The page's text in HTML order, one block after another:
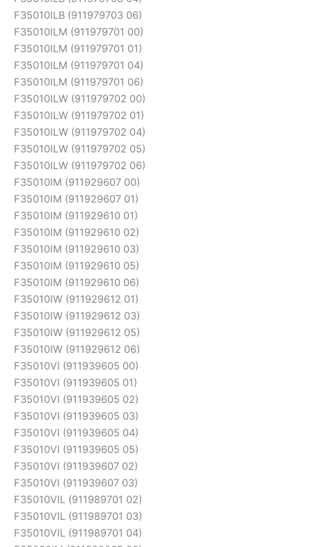
F35010ILB (911979703 06)
F35010ILM (911979701 00)
F35010ILM (911979701 01)
F35010ILM (911979701 04)
F35010ILM (911979701 06)
F35010ILW (911979702 00)
F35010ILW (911979702 01)
F35010ILW (911979702 04)
F35010ILW (911979702 05)
F35010ILW (911979702 06)
F35010IM (911929607 00)
F35010IM (911929607 01)
F35010IM (911929610 01)
F35010IM (911929610 02)
F35010IM (911929610 03)
F35010IM (911929610 05)
F35010IM (911929610 06)
F35010IW (911929612 01)
F35010IW (911929612 03)
F35010IW (911929612 05)
F35010IW (911929612 06)
F35010VI (911939605 00)
F35010VI (911939605 01)
F35010VI (911939605 02)
F35010VI (911939605 03)
F35010VI (911939605 04)
F35010VI (911939605 05)
F35010VI (911939607 02)
F35010VI (911939607 03)
F35010VIL (911989701 02)
F35010VIL (911989701 03)
F35010VIL (911989701 04)